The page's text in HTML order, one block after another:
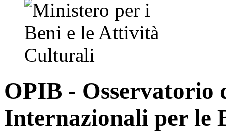
OPIB - Osservatorio
Internazionali per le